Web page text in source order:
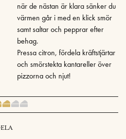
när de nästan är klara sänker du
värmen går i med en klick smör
samt saltar och pepprar efter
behag.
Pressa citron, fördela kräftstjärtar
och smörstekta kantareller över
pizzorna och njut!